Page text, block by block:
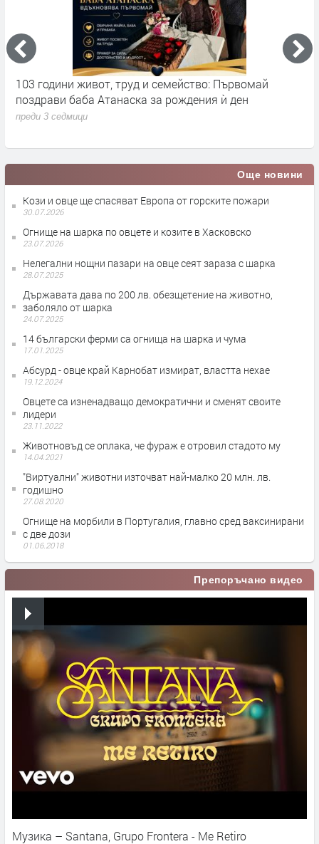
103 години живот, труд и семейство: Първомай
поздрави баба Атанаска за рождения ѝ ден
преди 3 седмици
Още новини
Кози и овце ще спасяват Европа от горските пожари
30.07.2026
Огнище на шарка по овцете и козите в Хасковско
23.07.2026
Нелегални нощни пазари на овце сеят зараза с шарка
28.07.2025
Държавата дава по 200 лв. обезщетение на животно,
заболяло от шарка
24.07.2025
14 български ферми са огнища на шарка и чума
17.01.2025
Абсурд - овце край Карнобат измират, властта нехае
19.12.2024
Овцете са изненадващо демократични и сменят своите
лидери
23.11.2022
Животновъд се оплака, че фураж е отровил стадото му
14.04.2021
"Виртуални" животни източват най-малко 20 млн. лв.
годишно
27.08.2020
Огнище на морбили в Португалия, главно сред ваксинирани
с две дози
01.06.2018
Препоръчано видео
Музика – Santana, Grupo Frontera - Me Retiro